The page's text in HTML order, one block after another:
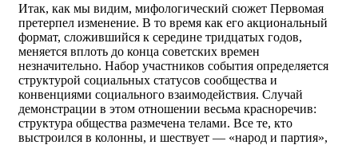
Итак, как мы видим, мифологический сюжет Первомая
претерпел изменение. В то время как его акциональный
формат, сложившийся к середине тридцатых годов,
меняется вплоть до конца советских времен
незначительно. Набор участников события определяется
структурой социальных статусов сообщества и
конвенциями социального взаимодействия. Случай
демонстрации в этом отношении весьма красноречив:
структура общества размечена телами. Все те, кто
выстроился в колонны, и шествует — «народ и партия»,